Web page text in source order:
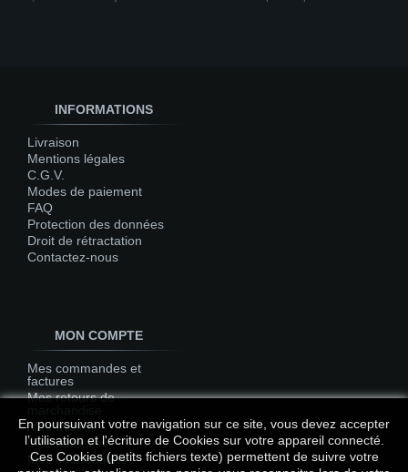
INFORMATIONS
Livraison
Mentions légales
C.G.V.
Modes de paiement
FAQ
Protection des données
Droit de rétractation
Contactez-nous
MON COMPTE
Mes commandes et
factures
Mes retours de
Mes avoirs
Mes adresses
Mes informations
En poursuivant votre navigation sur ce site, vous devez accepter
l’utilisation et l'écriture de Cookies sur votre appareil connecté.
Ces Cookies (petits fichiers texte) permettent de suivre votre